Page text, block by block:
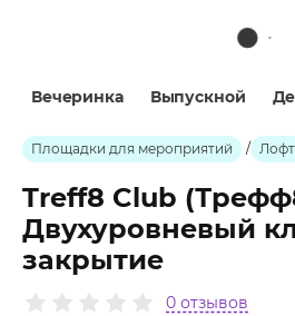
Вечеринка Выпускной
Площадки для мероприятий /
Treff8 Club
Двухуровневый
закрытие
0 отзывов